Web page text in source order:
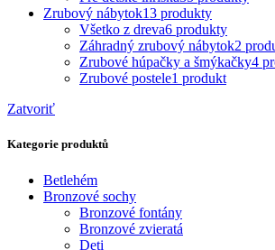
Zrubový nábytok13 produkty
Všetko z dreva6 produkty
Záhradný zrubový nábytok2
Zrubové húpačky a šmýkačky4
Zrubové postele1 produkt
Zatvoriť
Kategorie produktů
Betlehém
Bronzové sochy
Bronzové fontány
Bronzové zvieratá
Deti